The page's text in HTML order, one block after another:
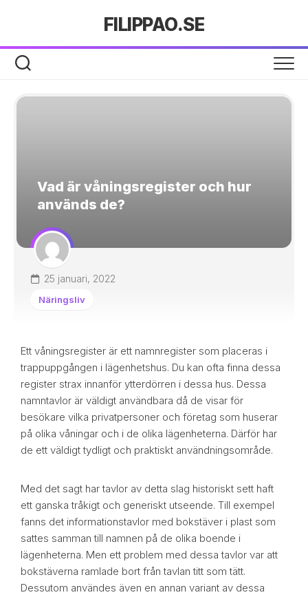
FILIPPAO.SE
Vad är våningsregister och hur
används de?
25 januari, 2022
Näringsliv
Ett våningsregister är ett namnregister som placeras i
trappuppgången i lägenhetshus. Du kan ofta finna dessa
register strax innanför ytterdörren i dessa hus. Dessa
namntavlor är väldigt användbara då de visar för
besökare vilka privatpersoner och företag som huserar
på olika våningar och i de olika lägenheterna. Därför har
de ett väldigt tydligt och praktiskt användningsområde.
Med det sagt har tavlor av detta slag historiskt sett haft
ett ganska tråkigt och generiskt utseende. Till exempel
fanns det informationstavlor med bokstäver i plast som
sattes samman till namnen på de olika boende i
lägenheterna. Men ett problem med dessa tavlor var att
bokstäverna ramlade bort från tavlan titt som tätt.
Dessutom användes även en annan variant av dessa